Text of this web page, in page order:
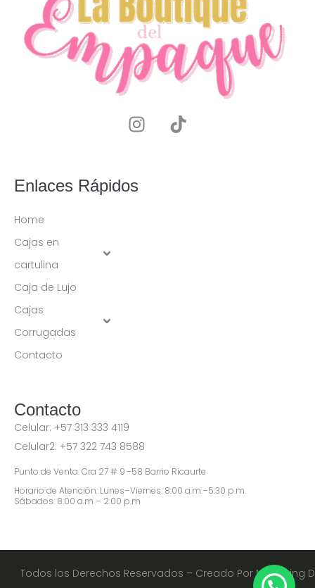
Enlaces Rápidos
Home
Cajas en
cartulina
Caja de Lujo
Cajas
Corrugadas
Contacto
Contacto
Celular: +57 313 333 4119
Celular2: +57 322 743 8588
Punto de Venta: Cra 27 # 9 -58 Barrio Ricaurte
Horario de Atención: Lunes–Viernes: 8:00 a.m.–5:30 p.m.
Sábados: 8:00 a.m – 2:00 p.m
Todos los Derechos Reservados – Creado Por Marketing